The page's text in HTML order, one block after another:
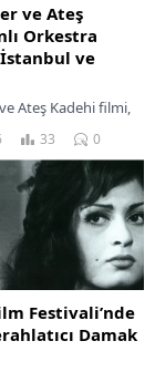
ve Ateş
Orkestra
ve
Ateş Kadehi filmi,
İstanbul ve
bir deneyim
tarih detaylarını...
33 0
Festivali’nde
Damak